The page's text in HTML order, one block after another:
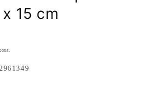
15 cm